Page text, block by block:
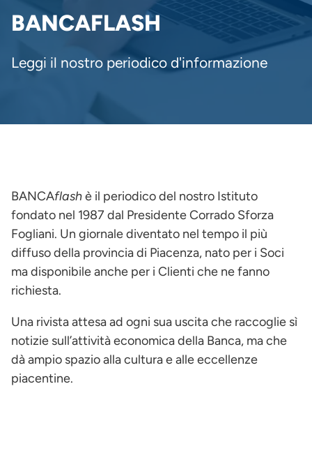
PANE
BANCAFLASH
Leggi il nostro periodico d'informazione
BANCAflashè il periodico del nostro Istituto
fondato nel 1987 dal Presidente Corrado Sforza
Fogliani. Un giornale diventato nel tempo il più
diffuso della provincia di Piacenza, nato per i Soci
ma disponibile anche per i Clienti che ne fanno
richiesta.
Una rivista attesa ad ogni sua uscita che raccoglie sì
notizie sull’attività economica della Banca, ma che
dà ampio spazio alla cultura e alle eccellenze
piacentine.